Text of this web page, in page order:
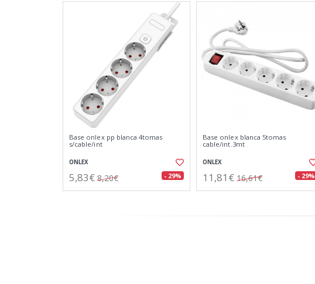
Base onlex pp blanca 4tomas
s/cable/int
ONLEX
5,83€ 8,20€ - 29%
Base onlex blanca 5tomas
cable/int.3mt
ONLEX
11,81€ 16,61€ - 29%